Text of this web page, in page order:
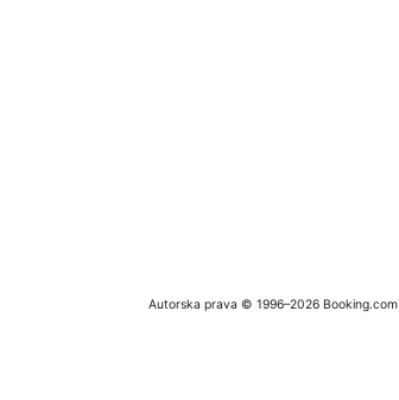
Autorska prava © 1996–2026